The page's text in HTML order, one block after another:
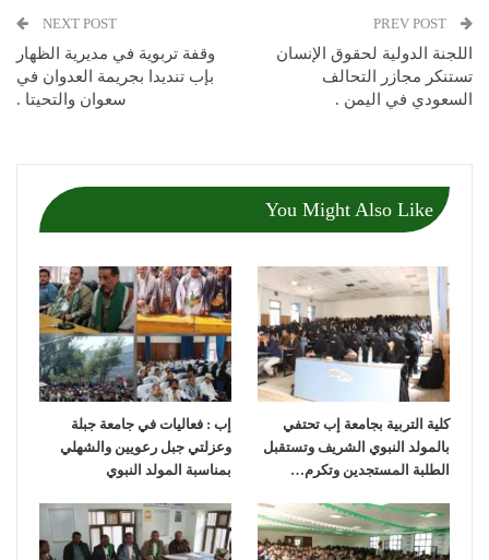
اللجنة الدولية لحقوق الإنسان
تستنكر مجازر التحالف
السعودي في اليمن .
NEXT POST
وقفة تربوية في مديرية الظهار
بإب تنديدا بجريمة العدوان في
سعوان والتحيتا .
You Might Also Like
كلية التربية بجامعة إب تحتفي
بالمولد النبوي الشريف وتستقبل
الطلبة المستجدين وتكرم…
إب : فعاليات في جامعة جبلة
وعزلتي جبل رعويين والشهلي
بمناسبة المولد النبوي